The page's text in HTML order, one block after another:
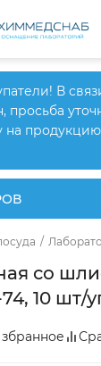
В
на
/
со
10 шт/